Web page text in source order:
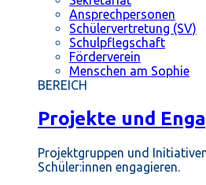
Ansprechpersonen
Schülervertretung (SV)
Schulpflegschaft
Förderverein
Menschen am Sophie
BEREICH
Projekte und
Projektgruppen und
Schüler:innen engagieren.